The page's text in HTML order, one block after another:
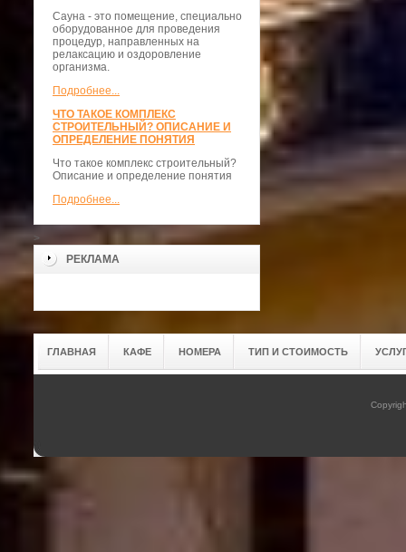
Сауна - это помещение, специально
оборудованное для проведения
процедур, направленных на
релаксацию и оздоровление
организма.
Подробнее...
ЧТО ТАКОЕ КОМПЛЕКС
СТРОИТЕЛЬНЫЙ? ОПИСАНИЕ И
ОПРЕДЕЛЕНИЕ ПОНЯТИЯ
Что такое комплекс строительный?
Описание и определение понятия
Подробнее...
>
РЕКЛАМА
ГЛАВНАЯ КАФЕ НОМЕРА ТИП И СТОИМОСТЬ